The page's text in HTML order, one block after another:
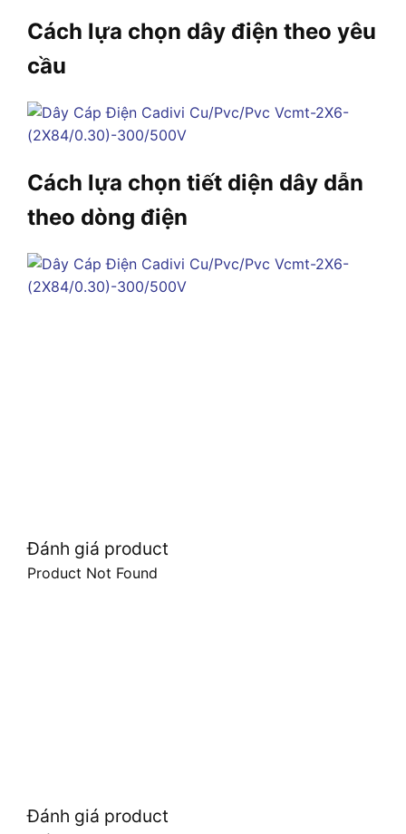
Cách lựa chọn dây điện theo yêu
cầu
Cách lựa chọn tiết diện dây dẫn
theo dòng điện
Đánh giá product
Product Not Found
Đánh giá product